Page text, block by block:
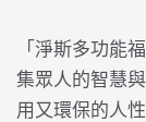
「淨斯多功能
集眾人的智慧
用又環保的人